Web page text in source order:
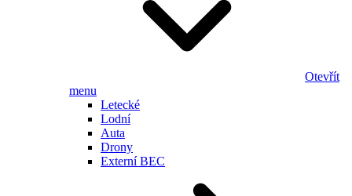
Otevřít
menu
Letecké
Lodní
Auta
Drony
Externí BEC